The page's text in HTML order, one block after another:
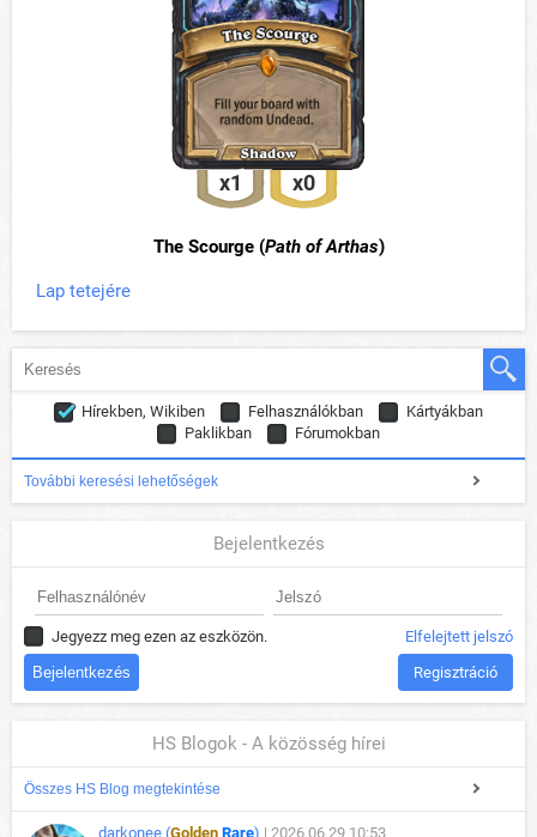
The Scourge (Path of Arthas)
x1 x0
Lap tetejére
Hírekben, Wikiben Felhasználókban
Kártyákban
Paklikban
Fórumokban
További keresési lehetőségek
Bejelentkezés
Jegyezz meg ezen az eszközön. Elfelejtett jelszó
Regisztráció
HS Blogok - A közösség hírei
Összes HS Blog megtekintése
darkonee (Golden Rare) | 2026.06.29 10:53